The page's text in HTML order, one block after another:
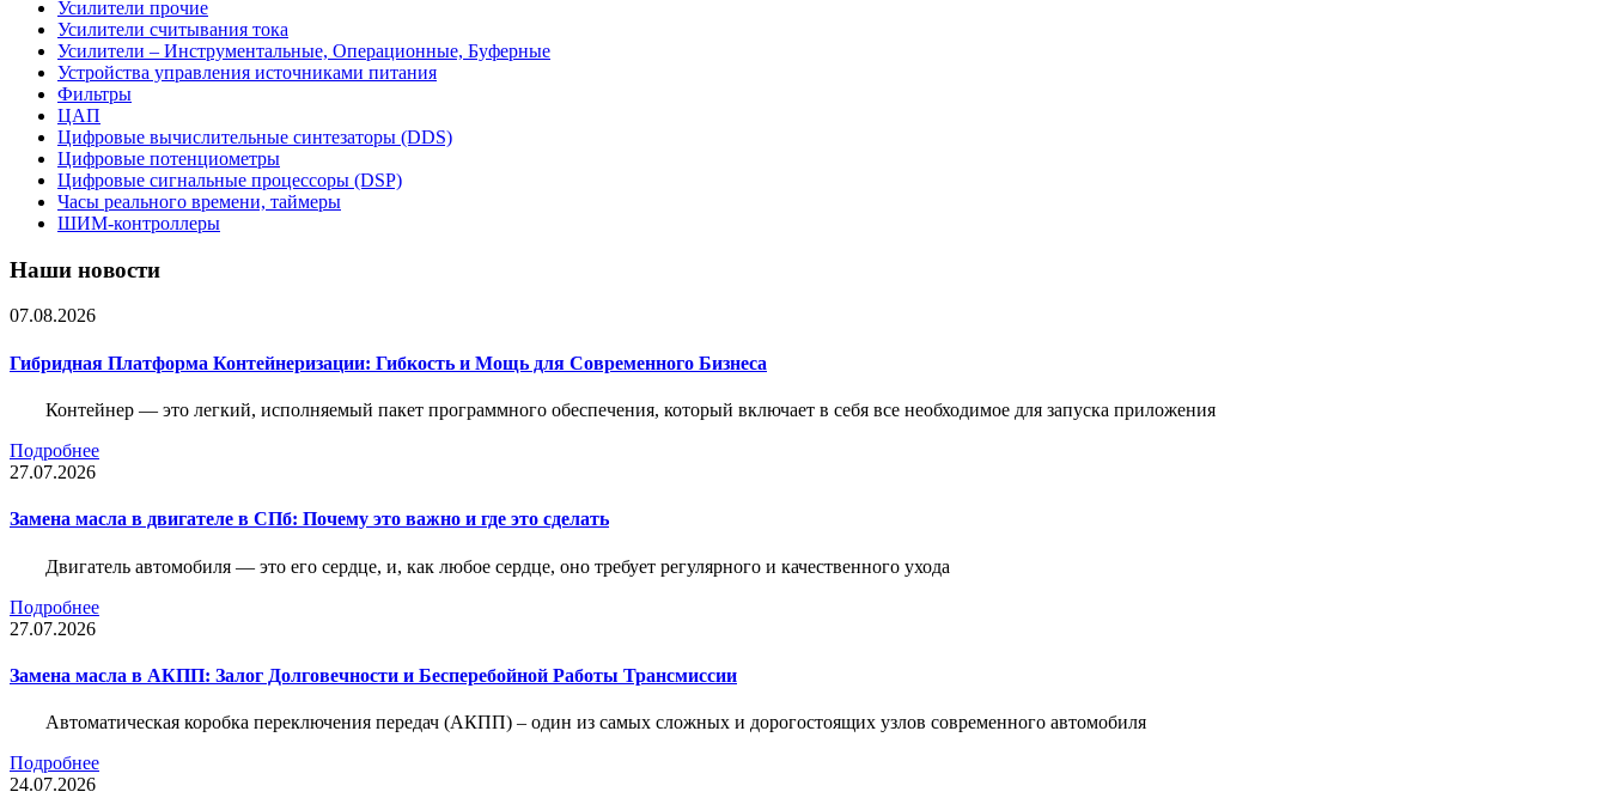
Усилители прочие
Усилители считывания тока
Усилители – Инструментальные, Операционные, Буферные
Устройства управления источниками питания
Фильтры
ЦАП
Цифровые вычислительные синтезаторы (DDS)
Цифровые потенциометры
Цифровые сигнальные процессоры (DSP)
Часы реального времени, таймеры
ШИМ-контроллеры
Наши новости
07.08.2026
Гибридная Платформа Контейнеризации: Гибкость и Мощь для Современного Бизнеса
Контейнер — это легкий, исполняемый пакет программного обеспечения, который включает в себя все необходимое для запуска приложения
Подробнее
27.07.2026
Замена масла в двигателе в СПб: Почему это важно и где это сделать
Двигатель автомобиля — это его сердце, и, как любое сердце, оно требует регулярного и качественного ухода
Подробнее
27.07.2026
Замена масла в АКПП: Залог Долговечности и Бесперебойной Работы Трансмиссии
Автоматическая коробка переключения передач (АКПП) – один из самых сложных и дорогостоящих узлов современного автомобиля
Подробнее
24.07.2026